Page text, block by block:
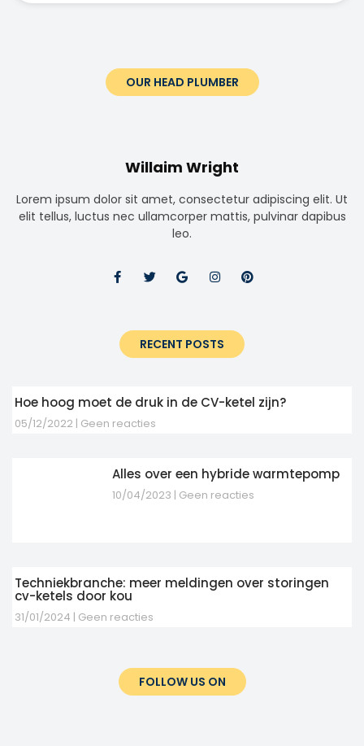
OUR HEAD PLUMBER
Willaim Wright
Lorem ipsum dolor sit amet, consectetur adipiscing elit. Ut
elit tellus, luctus nec ullamcorper mattis, pulvinar dapibus
leo.
RECENT POSTS
Hoe hoog moet de druk in de CV-ketel zijn?
05/12/2022 Geen reacties
Alles over een hybride warmtepomp
10/04/2023 Geen reacties
Techniekbranche: meer meldingen over storingen
cv-ketels door kou
31/01/2024 Geen reacties
FOLLOW US ON